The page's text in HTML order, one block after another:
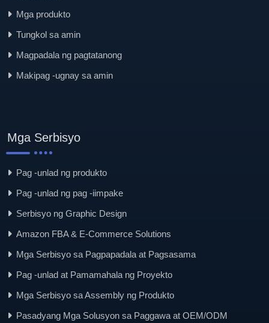
Mga produkto
Tungkol sa amin
Magpadala ng pagtatanong
Makipag -ugnay sa amin
Mga Serbisyo
Pag -unlad ng produkto
Pag -unlad ng pag -iimpake
Serbisyo ng Graphic Design
Amazon FBA & E-Commerce Solutions
Mga Serbisyo sa Pagpapadala at Pagsasama
Pag -unlad at Pamamahala ng Proyekto
Mga Serbisyo sa Assembly ng Produkto
Pasadyang Mga Solusyon sa Paggawa at OEM/ODM